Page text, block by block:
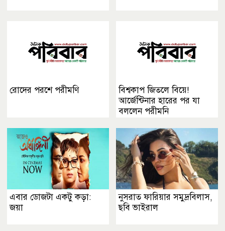
রোদের পরশে পরীমণি
বিশ্বকাপ জিতলে বিয়ে!
আর্জেন্টিনার হারের পর যা
বললেন পরীমনি
এবার ডোজটা একটু কড়া:
জয়া
নুসরাত ফারিয়ার সমুদ্রবিলাস,
ছবি ভাইরাল